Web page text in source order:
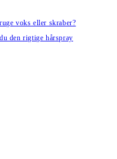
voks eller skraber?
den rigtige hårspray